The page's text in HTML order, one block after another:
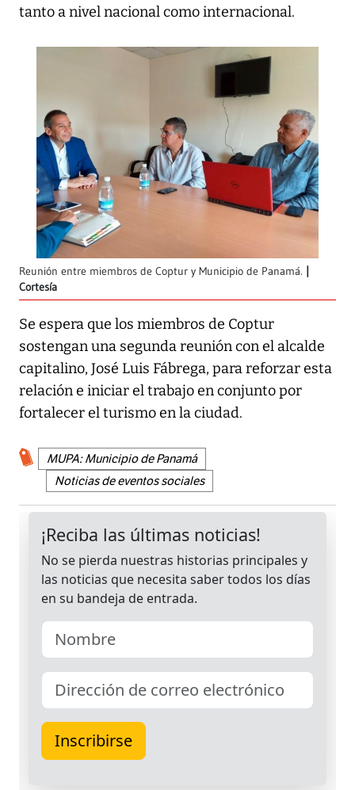
tanto a nivel nacional como internacional.
Reunión entre miembros de Coptur y Municipio de Panamá.
Cortesía
Se espera que los miembros de Coptur
sostengan una segunda reunión con el alcalde
capitalino, José Luis Fábrega, para reforzar esta
relación e iniciar el trabajo en conjunto por
fortalecer el turismo en la ciudad.
MUPA: Municipio de Panamá
Noticias de eventos sociales